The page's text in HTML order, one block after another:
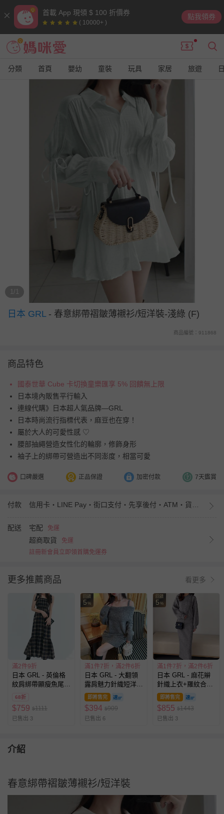
首載 App 現領 $ 100 折價券
( 10000+ )
點我領券
分類 首頁 嬰幼 童裝 玩具 家居 旅遊
1/1
日本 GRL - 春意綁帶褶皺薄襯衫/短洋裝-淺綠 (F)
商品編號：911868
商品特色
國泰世華 Cube 卡切換童樂匯享 5% 回饋無上限
日本境內販售平行輸入
連線代購》日本超人氣品牌—GRL
日本時尚流行指標代表，麻豆也在穿！
屬於大人的可愛性感 ♡
腰部抽繩營造女性化的輪廓，修飾身形
袖子上的綁帶可營造出不同澎度，相當可愛
口碑嚴選 正品保證 加密付款 7天鑑賞
付款
配送 宅配 免運
超商取貨
免運
註冊新會員立即領首購免運券
更多推薦商品 看更多
滿2件9折
日本 GRL - 英倫格
紋肩綁帶顯瘦魚尾長
洋裝-黑x棕 (F)
68折
$759 $1111
已售出 3
回饋
5 %
滿1件7折，滿2件6折
日本 GRL - 大翻領
露肩魅力針織短洋
裝-灰 (F)
即將售完
$394 $909
已售出 6
回饋
5 %
滿1件7折，滿2件6折
日本 GRL - 麻花辮
針織上衣+羅紋合身
長裙套裝-暖灰
即將售完
$855 $1443
已售出 3
介紹
春意綁帶褶皺薄襯衫/短洋裝